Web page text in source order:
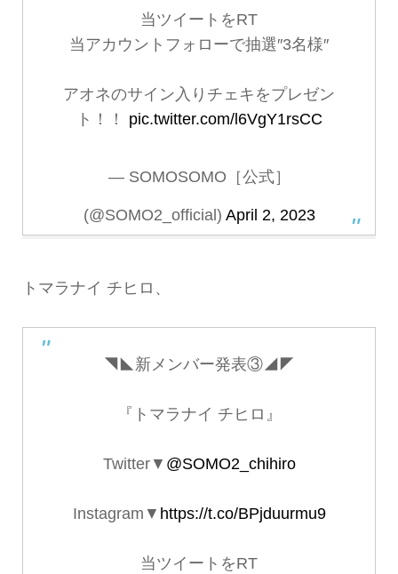
当ツイートをRT
当アカウントフォローで抽選″3名様″
アオネのサイン入りチェキをプレゼン
ト！！ pic.twitter.com/l6VgY1rsCC
— SOMOSOMO［公式］
(@SOMO2_official) April 2, 2023
トマラナイ チヒロ、
◥◣新メンバー発表③◢◤
『トマラナイ チヒロ』
Twitter▼ @SOMO2_chihiro
Instagram▼ https://t.co/BPjduurmu9
当ツイートをRT